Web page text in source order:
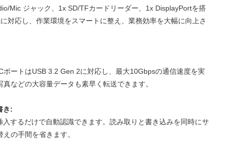
Mic ジャック、1x SD/TFカードリーダー、1x DisplayPortを搭
対応し、作業環境をスマートに整え、業務効率を大幅に向上さ
ポートはUSB 3.2 Gen 2に対応し、最大10Gbpsの通信速度を実
などの大容量データも素早く転送できます。
き:
するだけで自動認識できます。読み取りと書き込みを同時にサ
の手間を省きます。